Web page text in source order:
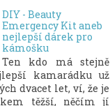
DIY - Beauty
Emergency Kit aneb
nejlepší dárek pro
kámošku
Ten kdo má stejně
kamarádku už
dvacet let, ví, že je
těžší, něčím jí